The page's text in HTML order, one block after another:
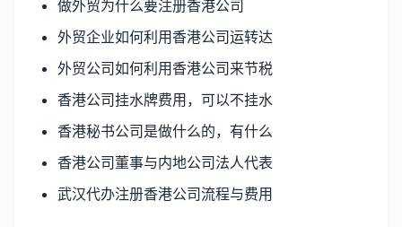
做外贸为什么要注册香港公司
外贸企业如何利用香港公司运转达
外贸公司如何利用香港公司来节税
香港公司挂水牌费用，可以不挂水
香港秘书公司是做什么的，有什么
香港公司董事与内地公司法人代表
武汉代办注册香港公司流程与费用